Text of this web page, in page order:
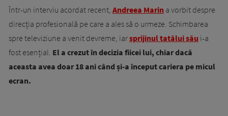
Într-un interviu acordat recent, Andreea Marin a vorbit despre
direcția profesională pe care a ales să o urmeze. Schimbarea
spre televiziune a venit devreme, iarsprijinul tatălui său i-a
fost esențial. El a crezut în decizia fiicei lui, chiar dacă
aceasta avea doar 18 ani când și-a început cariera pe micul
ecran.